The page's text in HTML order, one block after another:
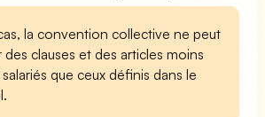
la convention collective ne peut
clauses et des articles moins
que ceux définis dans le